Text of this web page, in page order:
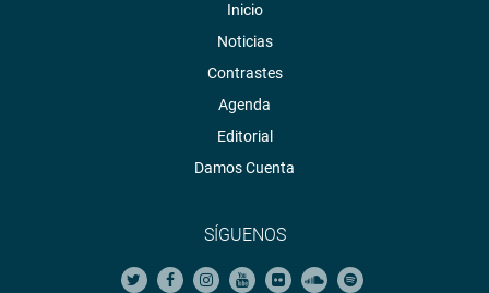
Inicio
Noticias
Contrastes
Agenda
Editorial
Damos Cuenta
SÍGUENOS